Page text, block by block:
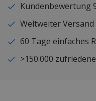
Weltweiter Versand
60 Tage einfaches
>150.000